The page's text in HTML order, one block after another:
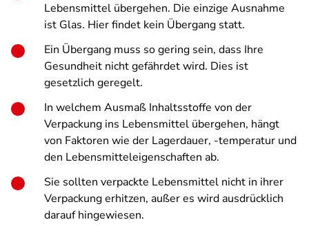
Lebensmittel übergehen. Die einzige Ausnahme
ist Glas. Hier findet kein Übergang statt.
Ein Übergang muss so gering sein, dass Ihre
Gesundheit nicht gefährdet wird. Dies ist
gesetzlich geregelt.
In welchem Ausmaß Inhaltsstoffe von der
Verpackung ins Lebensmittel übergehen, hängt
von Faktoren wie der Lagerdauer, -temperatur und
den Lebensmitteleigenschaften ab.
Sie sollten verpackte Lebensmittel nicht in ihrer
Verpackung erhitzen, außer es wird ausdrücklich
darauf hingewiesen.